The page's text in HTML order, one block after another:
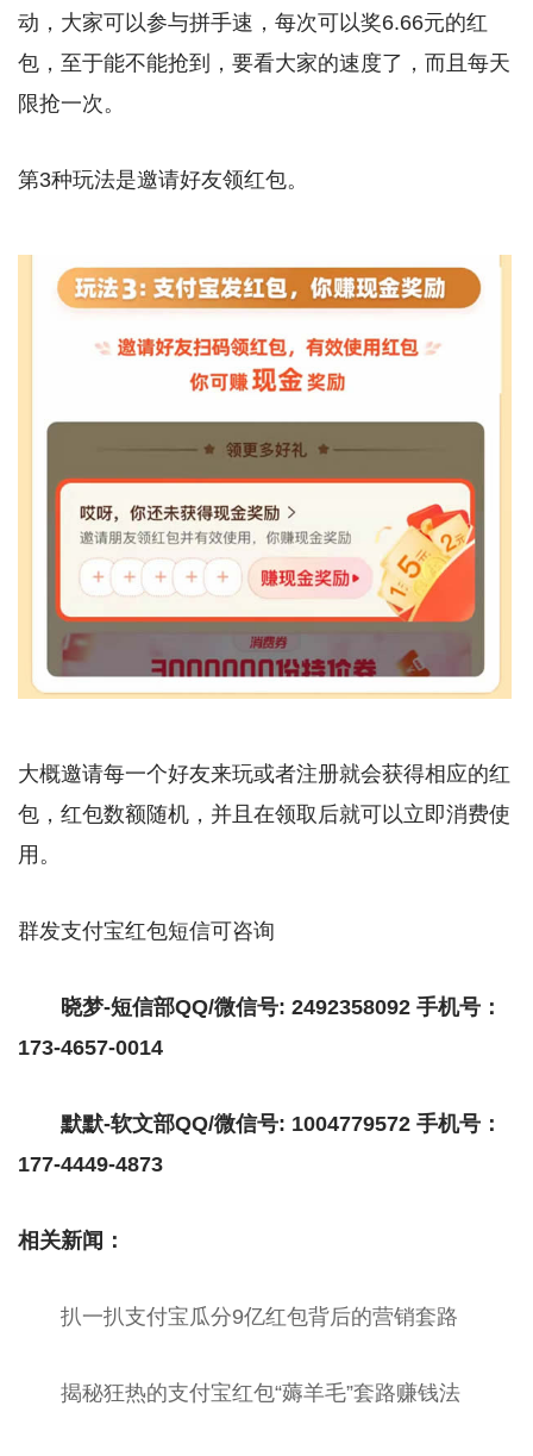
动，大家可以参与拼手速，每次可以奖6.66元的红
包，至于能不能抢到，要看大家的速度了，而且每天
限抢一次。
第3种玩法是邀请好友领红包。
大概邀请每一个好友来玩或者注册就会获得相应的红
包，红包数额随机，并且在领取后就可以立即消费使
用。
群发支付宝红包短信可咨询
晓梦-短信部QQ/微信号: 2492358092 手机号：
173-4657-0014
默默-软文部QQ/微信号: 1004779572 手机号：
177-4449-4873
相关新闻：
扒一扒支付宝瓜分9亿红包背后的营销套路
揭秘狂热的支付宝红包“薅羊毛”套路赚钱法